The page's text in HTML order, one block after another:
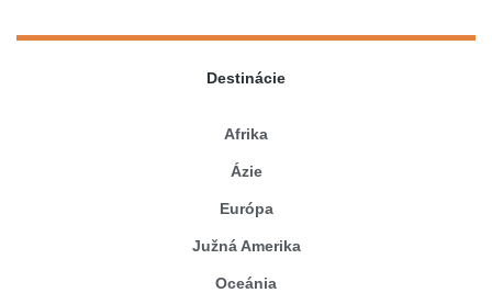
Destinácie
Afrika
Ázie
Európa
Južná Amerika
Oceánia